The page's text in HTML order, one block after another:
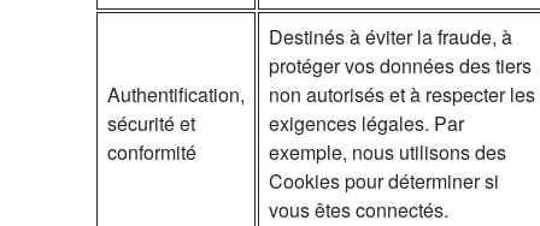
Authentification,
sécurité et
conformité
Destinés à éviter la fraude, à
protéger vos données des tiers
non autorisés et à respecter les
exigences légales. Par
exemple, nous utilisons des
Cookies pour déterminer si
vous êtes connectés.